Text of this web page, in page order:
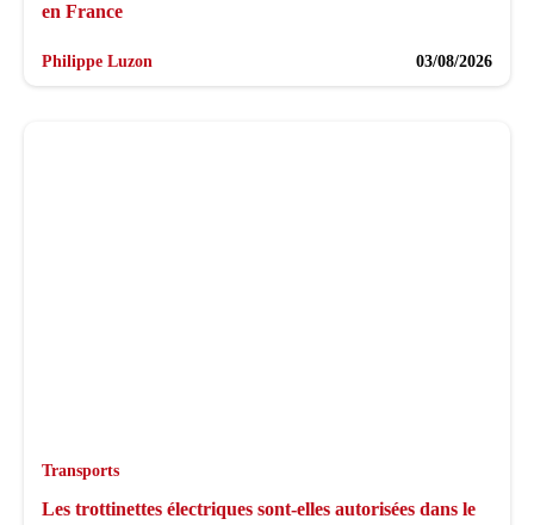
en France
Philippe Luzon 03/08/2026
Transports
Les trottinettes électriques sont-elles autorisées dans le